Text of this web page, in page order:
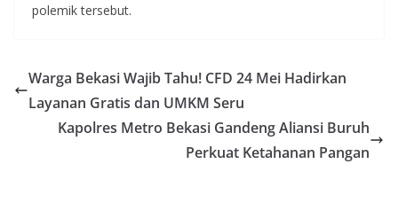
polemik tersebut.
Warga Bekasi Wajib Tahu! CFD 24 Mei Hadirkan
Layanan Gratis dan UMKM Seru
Kapolres Metro Bekasi Gandeng Aliansi Buruh
Perkuat Ketahanan Pangan